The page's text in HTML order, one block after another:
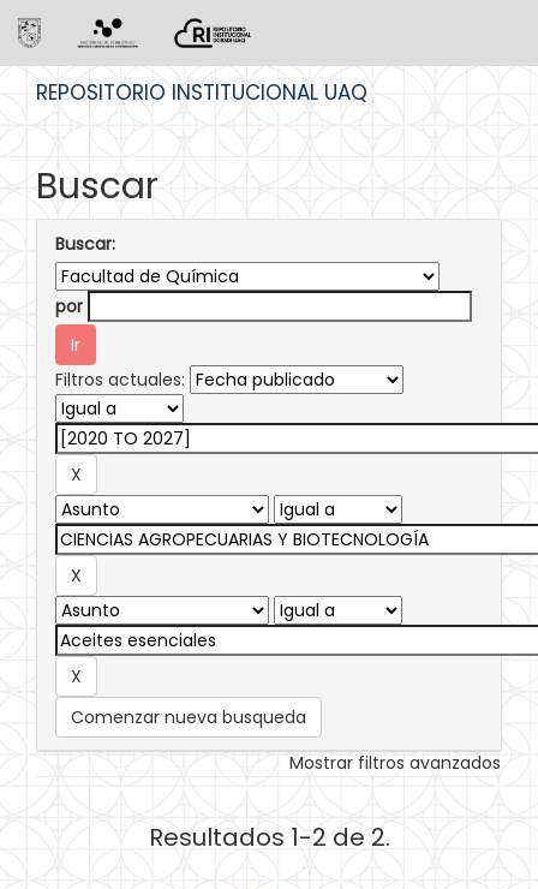
REPOSITORIO INSTITUCIONAL UAQ
Buscar
Buscar:
por
Filtros actuales:
Comenzar nueva busqueda
Mostrar filtros avanzados
Resultados 1-2 de 2.